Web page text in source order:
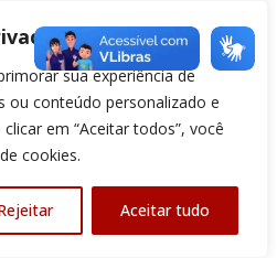
sua experiência de
ou conteúdo personalizado e
em “Aceitar todos”, você
cookies.
Aceitar tudo